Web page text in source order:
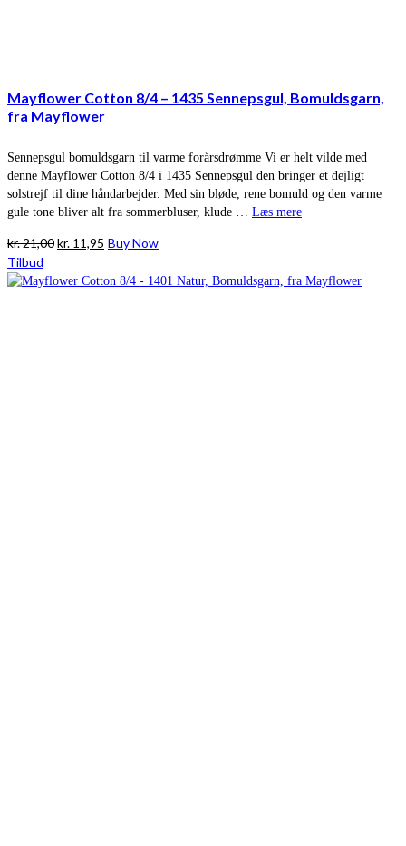
Mayflower Cotton 8/4 – 1435 Sennepsgul, Bomuldsgarn,
fra Mayflower
Sennepsgul bomuldsgarn til varme forårsdrømme Vi er helt vilde med
denne Mayflower Cotton 8/4 i 1435 Sennepsgul den bringer et dejligt
solstrejf til dine håndarbejder. Med sin bløde, rene bomuld og den varme
gule tone bliver alt fra sommerbluser, klude … Læs mere
kr.21,00Den
pris
kr. 11,95 Den
pris
Buy Now
Tilbud